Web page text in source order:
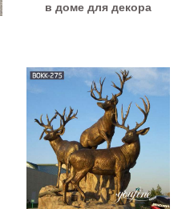
в доме для декора